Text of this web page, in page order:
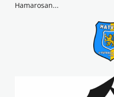
Hamarosan...